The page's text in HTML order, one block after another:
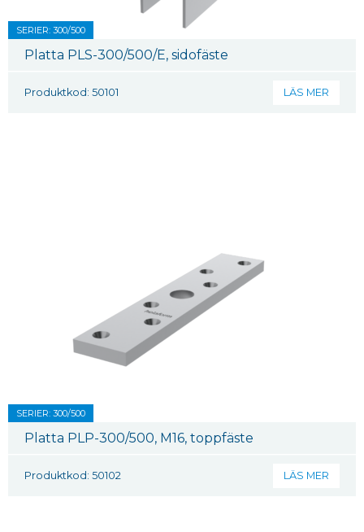
SERIER: 300/500
Platta PLS-300/500/E, sidofäste
Produktkod: 50101 LÄS MER
SERIER: 300/500
Platta PLP-300/500, M16, toppfäste
Produktkod: 50102 LÄS MER